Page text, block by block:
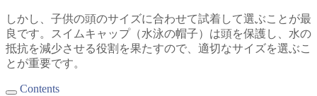
しかし、子供の頭のサイズに合わせて試着して選ぶことが最
良です。スイムキャップ（水泳の帽子）は頭を保護し、水の
抵抗を減少させる役割を果たすので、適切なサイズを選ぶこ
とが重要です。
Contents